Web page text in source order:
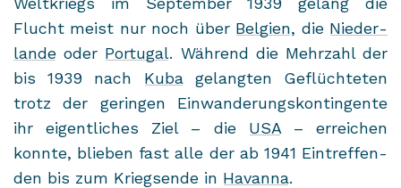
Flucht meist nur noch über Bel­gi­en, die Nie­der­
lan­de oder Por­tu­gal. Wäh­rend die Mehr­zahl der
bis 1939 nach Kubage­lang­ten Ge­flüch­te­ten
trotz der ge­rin­gen Ein­wan­de­rungs­kon­tin­gen­te
ihr ei­gent­li­ches Ziel – die USA– er­rei­chen
konn­te, blie­ben fast alle der ab 1941 Ein­tref­fen­
den bis zum Kriegs­en­de in Ha­van­na.